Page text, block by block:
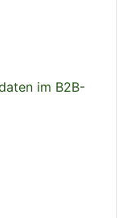
im B2B-